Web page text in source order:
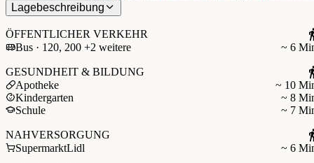
Lagebeschreibung
ÖFFENTLICHER VERKEHR
Bus · 120, 200 +2 weitere
~ 6
GESUNDHEIT & BILDUNG
Apotheke
~ 10
Kindergarten
~ 8
Schule
~ 7
NAHVERSORGUNG
SupermarktLidl
~ 6